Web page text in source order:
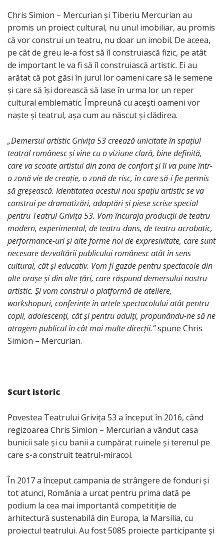
Chris Simion – Mercurian și Tiberiu Mercurian au
promis un proiect cultural, nu unul imobiliar, au promis
că vor construi un teatru, nu doar un imobil. De aceea,
pe cât de greu le-a fost să îl construiască fizic, pe atât
de important le va fi să îl construiască artistic. Ei au
arătat că pot găsi în jurul lor oameni care să le semene
și care să își dorească să lase în urma lor un reper
cultural emblematic. Împreună cu acești oameni vor
naște și teatrul, așa cum au născut și clădirea.
„Demersul artistic Grivița 53 creează unicitate în spațiul
teatral românesc și vine cu o viziune clară, bine definită,
care va scoate artistul din zona de confort și îl va pune într-
o zonă vie de creație, o zonă de risc, în care să-i fie permis
să greșească. Identitatea acestui nou spațiu artistic se va
construi pe dramatizări, adaptări și piese scrise special
pentru Teatrul Grivița 53. Vom încuraja producții de teatru
modern, experimental, de teatru-dans, de teatru-acrobatic,
performance-uri și alte forme noi de expresivitate, care sunt
necesare dezvoltării publicului românesc atât în sens
cultural, cât și educativ. Vom fi gazde pentru spectacole din
alte orașe și din alte țări, care răspund demersului nostru
artistic. Și vom construi o platformă de ateliere,
workshopuri, conferințe în artele spectacolului atât pentru
copii, adolescenți, cât și pentru adulți, propunându-ne să ne
atragem publicul în cât mai multe direcții.”spune Chris
Simion – Mercurian.
Scurt istoric
Povestea Teatrului Grivița 53 a început în 2016, când
regizoarea Chris Simion – Mercurian a vândut casa
bunicii sale și cu banii a cumpărat ruinele și terenul pe
care s-a construit teatrul-miracol.
În 2017 a început campania de strângere de fonduri și
tot atunci, România a urcat pentru prima dată pe
podium la cea mai importantă competitiție de
arhitectură sustenabilă din Europa, la Marsilia, cu
proiectul teatrului. Au fost 5085 proiecte participante și